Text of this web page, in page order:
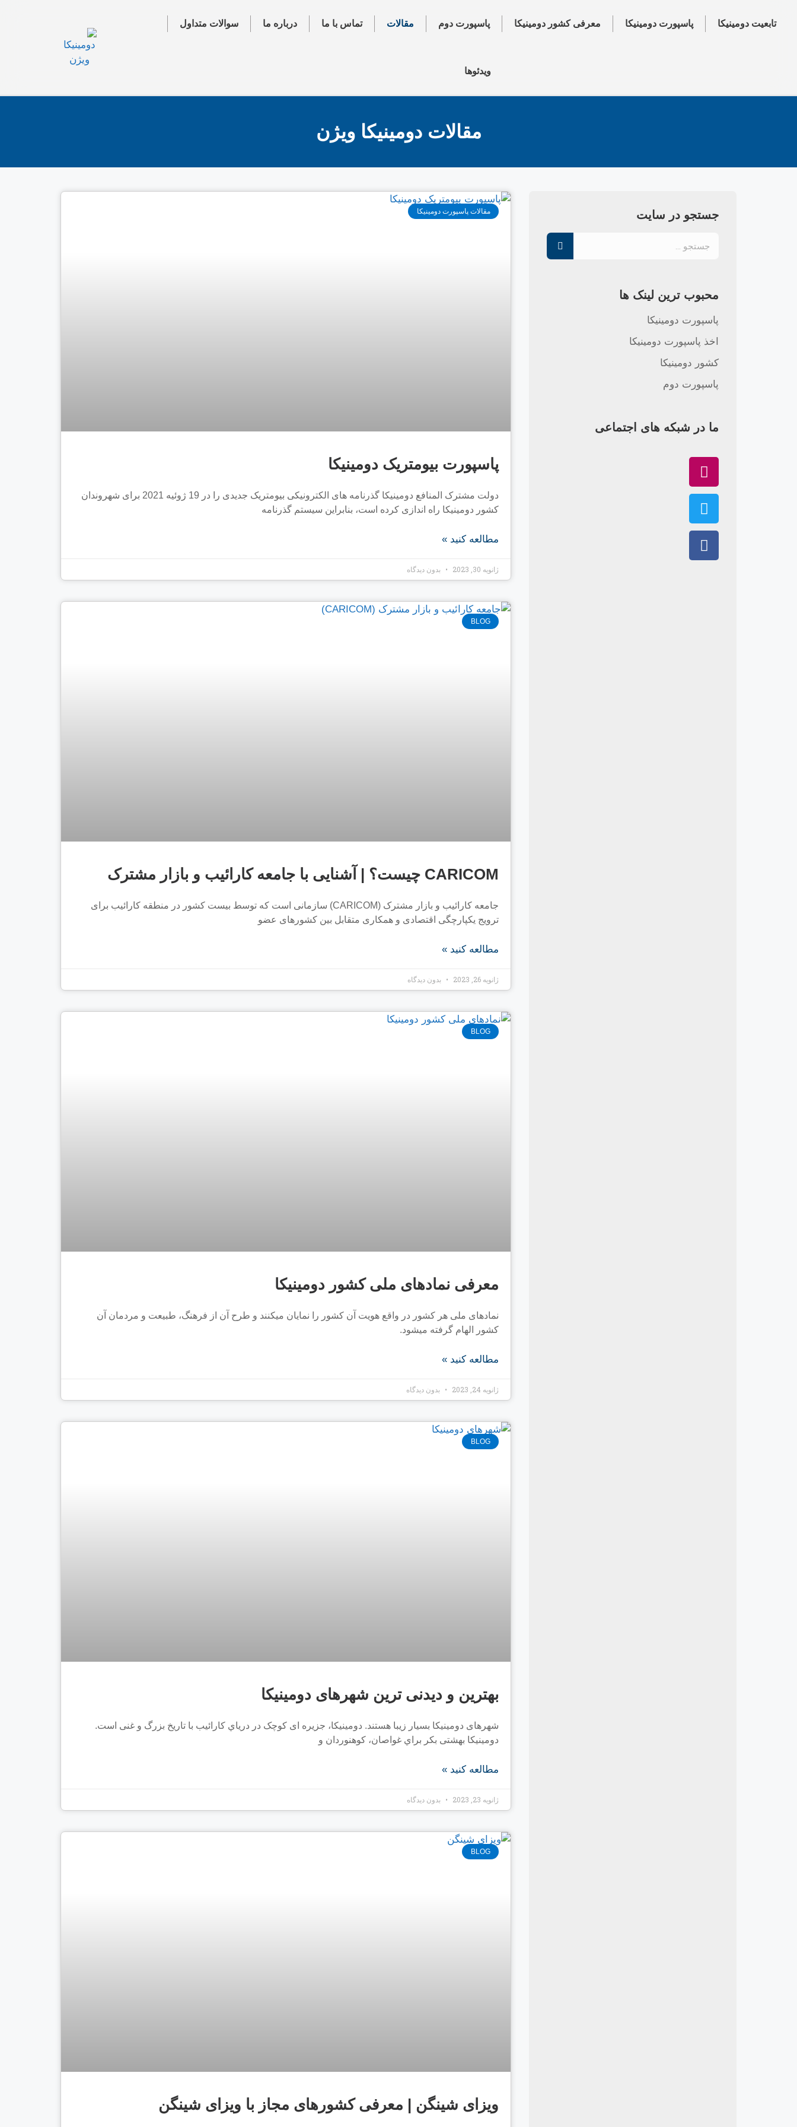
تابعیت دومینیکا پاسپورت دومینیکا معرفی کشور دومینیکا پاسپورت دوم مقالات تماس با ما درباره ما سوالات متداول
ویدئوها
مقالات دومینیکا ویژن
جستجو در سایت
محبوب ترین لینک ها
پاسپورت دومینیکا
اخذ پاسپورت دومینیکا
کشور دومینیکا
پاسپورت دوم
ما در شبکه های اجتماعی
مقالات پاسپورت دومینیکا
پاسپورت بیومتریک دومینیکا
دولت مشترک المنافع دومینیکا گذرنامه های الکترونیکی بیومتریک جدیدی را در 19 ژوئیه 2021 برای شهروندان
کشور دومینیکا راه اندازی کرده است، بنابراین سیستم گذرنامه
مطالعه کنید »
ژانویه 30, 2023 بدون دیدگاه
BLOG
CARICOM چیست؟ | آشنایی با جامعه کارائیب و بازار مشترک
جامعه کارائیب و بازار مشترک (CARICOM) سازمانی است که توسط بیست کشور در منطقه کارائیب برای
ترویج یکپارچگی اقتصادی و همکاری متقابل بین کشورهای عضو
مطالعه کنید »
ژانویه 26, 2023 بدون دیدگاه
BLOG
معرفی نمادهای ملی کشور دومینیکا
نمادهای ملی هر کشور در واقع هویت آن کشور را نمایان میکنند و طرح آن از فرهنگ، طبیعت و مردمان آن
کشور الهام گرفته میشود.
مطالعه کنید »
ژانویه 24, 2023 بدون دیدگاه
BLOG
ﺑﻬﺘﺮﯾﻦ و دﯾﺪﻧﯽ ترین ﺷﻬﺮﻫﺎی دوﻣﯿﻨﯿﮑﺎ
ﺷﻬﺮﻫﺎی دوﻣﯿﻨﯿﮑﺎ ﺑﺴﯿﺎر زﯾﺒﺎ ﻫﺴﺘﻨﺪ. دوﻣﯿﻨﯿﮑﺎ، ﺟﺰﯾﺮه ای ﮐﻮﭼﮏ در درﯾﺎي ﮐﺎراﺋﯿﺐ ﺑﺎ ﺗﺎرﯾﺦ ﺑﺰرگ و ﻏﻨﯽ اﺳﺖ.
دوﻣﯿﻨﯿﮑﺎ ﺑﻬﺸﺘﯽ ﺑﮑﺮ ﺑﺮاي ﻏﻮاﺻﺎن، ﮐﻮﻫﻨﻮردان و
مطالعه کنید »
ژانویه 23, 2023 بدون دیدگاه
BLOG
ویزای شینگن | معرفی کشورهای مجاز با ویزای شینگن